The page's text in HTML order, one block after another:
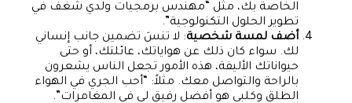
الخاصة بك، مثل “مهندس برمجيات ولدي شغف في
تطوير الحلول التكنولوجية”.
أضف لمسة شخصية: لا تنسَ تضمين جانب إنساني
لك. سواء كان ذلك عن هواياتك، عائلتك، أو حتى
حيواناتك الأليفة، هذه الأمور تجعل الناس يشعرون
بالراحة والتواصل معك. مثلاً: “أحب الجري في الهواء
الطلق وكلبي هو أفضل رفيق لي في المغامرات”.